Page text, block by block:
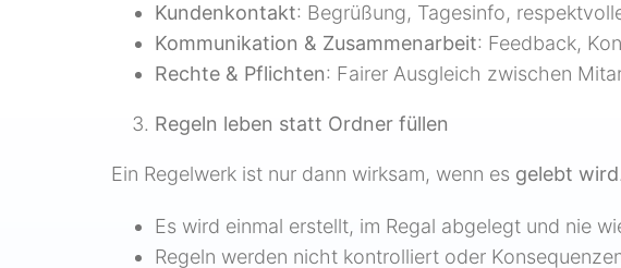
Kundenkontakt: Begrüßung, Tagesinfo,
Kommunikation & Zusammenarbeit: Feedback,
Rechte & Pflichten: Fairer Ausgleich zwischen
Regeln leben statt Ordner füllen
Ein Regelwerk ist nur dann wirksam, wenn es gelebt wird
Es wird einmal erstellt, im Regal abgelegt und nie
Regeln werden nicht kontrolliert oder